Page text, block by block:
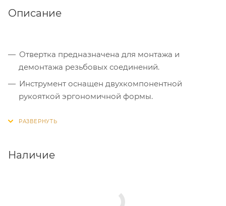
Описание
Отвертка предназначена для монтажа и
демонтажа резьбовых соединений.
Инструмент оснащен двухкомпонентной
рукояткой эргономичной формы.
двухсторонний стержень отвертки с профилями
Наличие